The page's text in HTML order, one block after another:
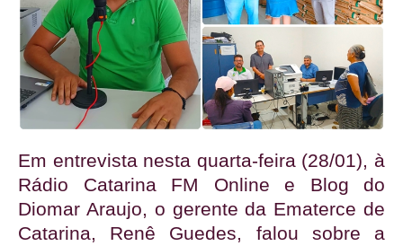
Em entrevista nesta quarta-feira (28/01), à
Rádio Catarina FM Online e Blog do
Diomar Araujo, o gerente da Ematerce de
Catarina, Renê Guedes, falou sobre a